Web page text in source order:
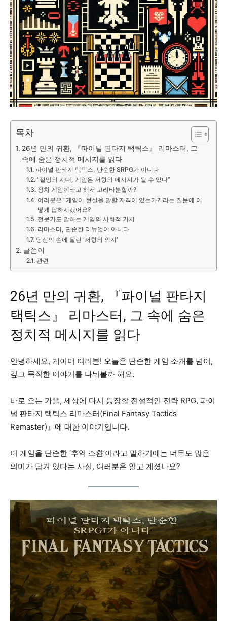
목차
26년 만의 귀환, 『파이널 판타지 택틱스』 리마스터, 그
속에 숨은 정치적 메시지를 읽다
파이널 판타지 택틱스, 단순한 SRPG가 아니다
“절망의 시대, 게임은 저항의 메시지가 될 수 있다”
정치 게임이라고 해서 고리타분할까?
여러분은 “게임이 현실을 말할 자격이 있는가?”라는 질문에 어
떻게 답하시겠어요?
전문가도 말하는 게임의 사회적 가치
리마스터, 단순한 리뉴얼이 아니다
당신의 손에 달린 ‘저항의 의지’
글쓴이
관련
26년 만의 귀환, 『파이널 판타지
택틱스』 리마스터, 그 속에 숨은
정치적 메시지를 읽다
안녕하세요, 게이머 여러분! 오늘은 단순한 게임 소개를 넘어,
깊고 묵직한 이야기를 나눠볼까 해요.
바로 오는 가을, 세상에 다시 등장할 전설적인 전략 RPG, 파이
널 판타지 택틱스 리마스터(Final Fantasy Tactics
Remaster)』에 대한 이야기입니다.
이 게임을 단순한 ‘추억 소환’이라고 말하기에는 너무도 많은
의미가 담겨 있다는 사실, 여러분은 알고 계셨나요?